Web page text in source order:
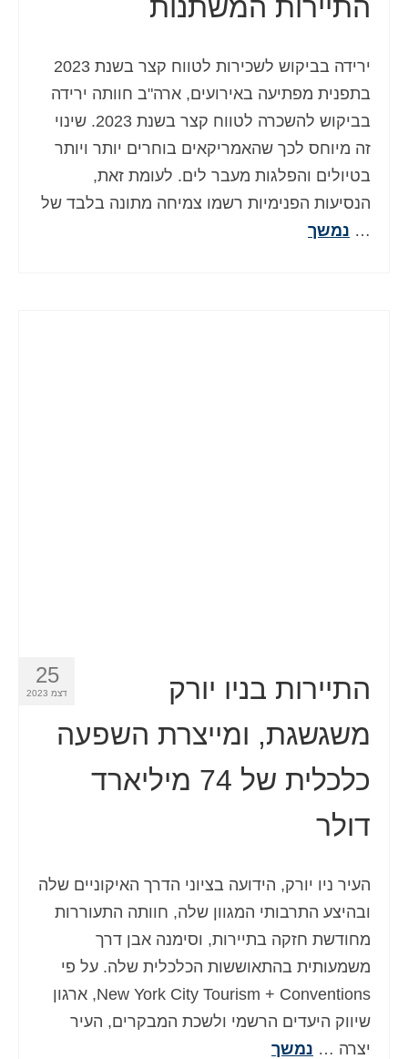
התיירות המשתנות
ירידה בביקוש לשכירות לטווח קצר בשנת 2023
בתפנית מפתיעה באירועים, ארה"ב חוותה ירידה
בביקוש להשכרה לטווח קצר בשנת 2023. שינוי
זה מיוחס לכך שהאמריקאים בוחרים יותר ויותר
בטיולים והפלגות מעבר לים. לעומת זאת,
הנסיעות הפנימיות רשמו צמיחה מתונה בלבד של
… נמשך
25
דצמ 2023
התיירות בניו יורק
משגשגת, ומייצרת השפעה
כלכלית של 74 מיליארד
דולר
העיר ניו יורק, הידועה בציוני הדרך האיקוניים שלה
ובהיצע התרבותי המגוון שלה, חוותה התעוררות
מחודשת חזקה בתיירות, וסימנה אבן דרך
משמעותית בהתאוששות הכלכלית שלה. על פי
New York City Tourism + Conventions, ארגון
שיווק היעדים הרשמי ולשכת המבקרים, העיר
יצרה … נמשך